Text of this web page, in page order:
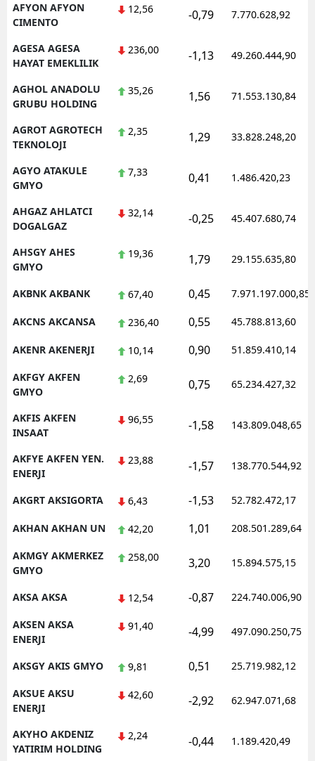
AFYON AFYON
CIMENTO
12,56 -0,79 7.770.628,92
AGESA AGESA
HAYAT EMEKLILIK
236,00 -1,13 49.260.444,90
AGHOL ANADOLU
GRUBU HOLDING
35,26 1,56 71.553.130,84
AGROT AGROTECH
TEKNOLOJI
2,35 1,29 33.828.248,20
AGYO ATAKULE
GMYO
7,33 0,41 1.486.420,23
AHGAZ AHLATCI
DOGALGAZ
32,14 -0,25 45.407.680,74
AHSGY AHES
GMYO
19,36 1,79 29.155.635,80
AKBNK AKBANK 67,40 0,45 7.971.197.000,85
AKCNS AKCANSA 236,40 0,55 45.788.813,60
AKENR AKENERJI 10,14 0,90 51.859.410,14
AKFGY AKFEN
GMYO
2,69 0,75 65.234.427,32
AKFIS AKFEN
INSAAT
96,55 -1,58 143.809.048,65
AKFYE AKFEN YEN.
ENERJI
23,88 -1,57 138.770.544,92
AKGRT AKSIGORTA 6,43 -1,53 52.782.472,17
AKHAN AKHAN UN 42,20 1,01 208.501.289,64
AKMGY AKMERKEZ
GMYO
258,00 3,20 15.894.575,15
AKSA AKSA 12,54 -0,87 224.740.006,90
AKSEN AKSA
ENERJI
91,40 -4,99 497.090.250,75
AKSGY AKIS GMYO 9,81 0,51 25.719.982,12
AKSUE AKSU
ENERJI
42,60 -2,92 62.947.071,68
AKYHO AKDENIZ
YATIRIM HOLDING
2,24 -0,44 1.189.420,49